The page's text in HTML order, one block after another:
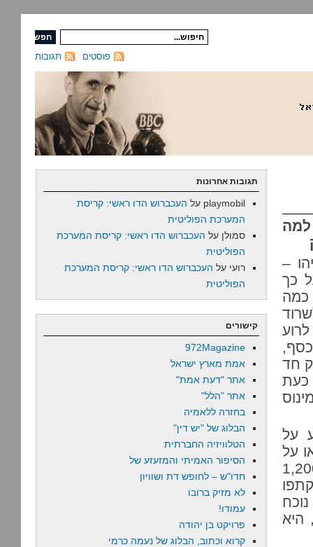
תגובות פוסטים
–
כך
כמה
חד
כעת
על
על
יותר (אפילו דונלד טראמפ העביר 1,200
היא
תגובות אחרונות
playmobil על העכברוש הדו ראשי: קריסת
המערכת הפוליטית
סמולן על העכברוש הדו ראשי: קריסת המערכת
הפוליטית
רועי על העכברוש הדו ראשי: קריסת המערכת
הפוליטית
קישורים
972Magazine
אמת מארץ ישראל
אתר "דעת אמת"
אתר "הלל"
בחזרה ללאמיה
הבלוג של "יש דין"
הטלוויזיה החברתית
הסיפור האמיתי והמזעזע של
חדו"ש – לחופש דת ושוויון
לא מזיק ברובו
עמודו!
פרויקט בן יהודה
קרוא וכתוב, הבלוג של נעמה כרמי